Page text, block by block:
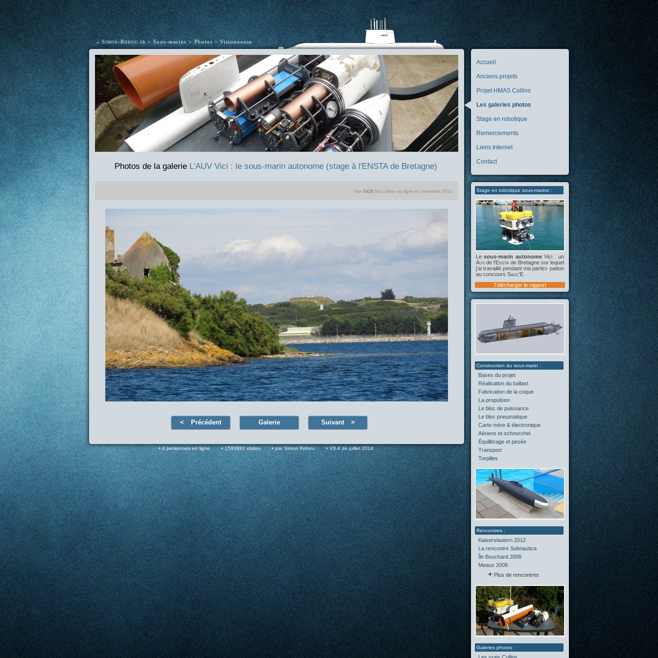
• Simon-Rohou.fr Sous-marins Photos Visionneuse
Accueil
Anciens projets
Projet HMAS Collins
Les galeries photos
Stage en robotique
Remerciements
Liens Internet
Contact
Stage en robotique sous-marine :
Lesous-marin autonomeVici : un
Auv de l'Ensta de Bretagne sur lequel
j'ai travaillé pendant ma partici- pation
au concours Sauc'E
Télécharger le rapport
Bases du projet
Réalisation du ballast
Fabrication de la coque
La propulsion
Le bloc de puissance
Le bloc pneumatique
Carte mère & électronique
Aériens et schnorchel
Équilibrage et pesée
Transport
Torpilles
Kaiserslautern 2012
La rencontre Subnautica
Île Bouchard 2008
Meaux 2009
Plus de rencontres
Photos de la galerie L'AUV Vici : le sous-marin autonome (stage à l'ENSTA de Bretagne)
Vue 5428 fois | Mise en ligne en novembre 2013
Précédent Galerie Suivant
4 personnes en ligne 1593991 visites par Simon Rohou V3.4 de juillet 2014